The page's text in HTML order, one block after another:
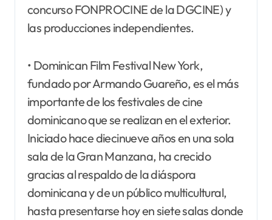
concurso FONPROCINE de la DGCINE) y
las producciones independientes.
• Dominican Film Festival New York,
fundado por Armando Guareño, es el más
importante de los festivales de cine
dominicano que se realizan en el exterior.
Iniciado hace diecinueve años en una sola
sala de la Gran Manzana, ha crecido
gracias al respaldo de la diáspora
dominicana y de un público multicultural,
hasta presentarse hoy en siete salas donde